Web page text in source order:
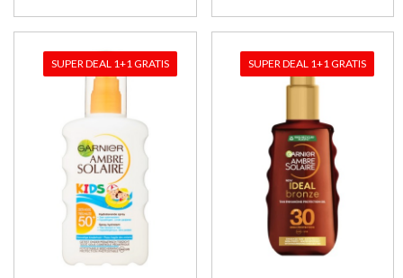
SUPER DEAL 1+1 GRATIS SUPER DEAL 1+1 GRATIS